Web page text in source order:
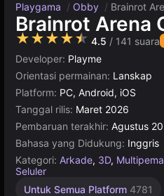
Playgama / Obby / Brainrot
Brainrot Arena
★★★★★ 4.5 / 141 suara
Developer: Playme
Orientasi permainan: Lanskap
Platform: PC, Android, iOS
Tanggal rilis: Maret 2026
Pembaruan terakhir: Agustus
Bahasa yang Didukung: Inggris
Kategori: Arkade, 3D,
Seluler
Untuk Semua Platform 4781
Seru
Kecepatan
Arena
Pertahanan
Ketangkasan
Desktop
Rekomendasi
Online